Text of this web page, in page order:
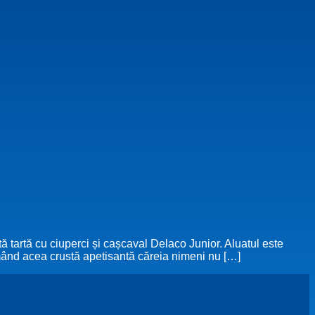
tartă cu ciuperci și cașcaval Delaco Junior. Aluatul este
acea crustă apetisantă căreia nimeni nu […]